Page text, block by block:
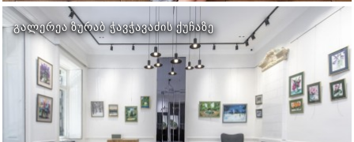
ᲒᲐᲚᲔᲠᲔᲐ ᲖᲣᲠᲐᲑ ᲭᲐᲕᲭᲐᲕᲐᲫᲘᲡ ᲥᲣᲩᲐᲖᲔ